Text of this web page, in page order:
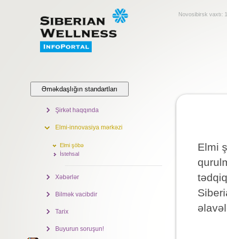
Novosibirsk vaxtı:
Elmi
Əməkdaşlığın standartları
Şirkət haqqında
Elmi-innovasiya mərkəzi
Elmi şöbə
İstehsal
Xəbərlər
Bilmək vacibdir
Tarix
Buyurun soruşun!